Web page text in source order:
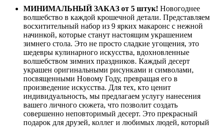
МИНИМАЛЬНЫЙ ЗАКАЗ от 5 штук! Новогоднее
волшебство в каждой крошечной детали. Представляем
восхитительный набор из 9 ярких макаронс с нежной
начинкой, которые станут настоящим украшением
зимнего стола. Это не просто сладкие угощения, это
шедевры кулинарного искусства, вдохновленные
волшебством зимних праздников. Каждый десерт
украшен оригинальными рисунками и символами,
посвященными Новому Году, превращая его в
произведение искусства. Для тех, кто ценит
индивидуальность, мы предлагаем услугу нанесения
вашего личного сюжета, что позволит создать
совершенно неповторимый десерт. Это прекрасный
подарок для друзей, коллег и любимых людей, который